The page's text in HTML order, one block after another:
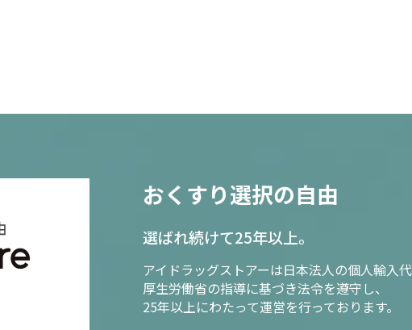
おくすり選択の自由
選ばれ続けて25年以上。
アイドラッグストアーは日本法人の個人輸入
厚生労働省の指導に基づき法令を遵守し、
25年以上にわたって運営を行っております。